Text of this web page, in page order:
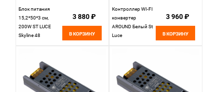
Блок питания
15,2*50*3 см,
200W ST LUCE
Skyline 48
3 880 ₽
В КОРЗИНУ
Контроллер WI-FI
конвертер
AROUND Белый St
Luce
3 960 ₽
В КОРЗИНУ